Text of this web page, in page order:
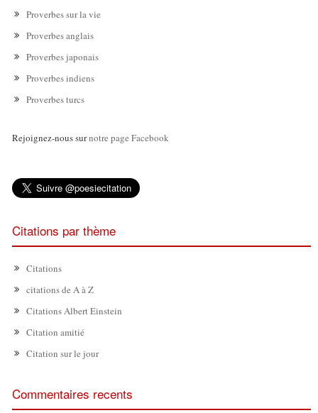
Proverbes sur la vie
Proverbes anglais
Proverbes japonais
Proverbes indiens
Proverbes turcs
Rejoignez-nous surnotre page Facebook
Citations par thème
Citations
citations de A à Z
Citations Albert Einstein
Citation amitié
Citation sur le jour
Commentaires recents